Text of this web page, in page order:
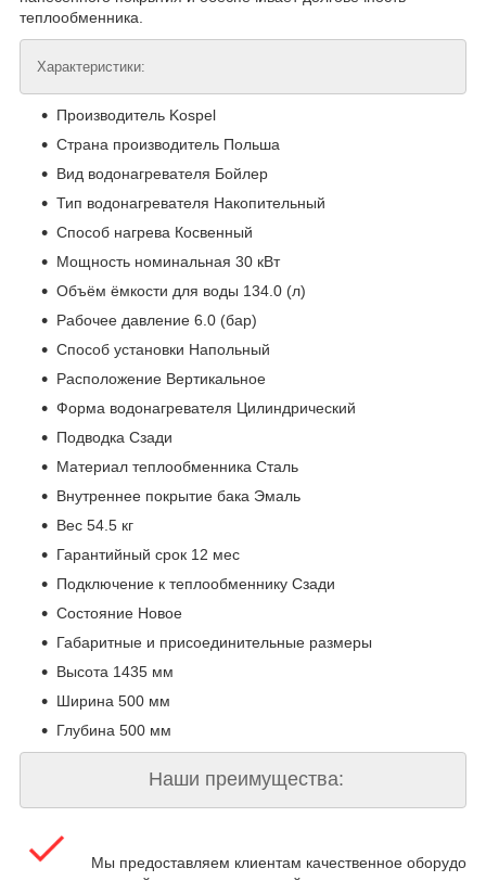
теплообменника.
Характеристики:
Производитель Kospel
Страна производитель Польша
Вид водонагревателя Бойлер
Тип водонагревателя Накопительный
Способ нагрева Косвенный
Мощность номинальная 30 кВт
Объём ёмкости для воды 134.0 (л)
Рабочее давление 6.0 (бар)
Способ установки Напольный
Расположение Вертикальное
Форма водонагревателя Цилиндрический
Подводка Сзади
Материал теплообменника Сталь
Внутреннее покрытие бака Эмаль
Вес 54.5 кг
Гарантийный срок 12 мес
Подключение к теплообменнику Сзади
Состояние Новое
Габаритные и присоединительные размеры
Высота 1435 мм
Ширина 500 мм
Глубина 500 мм
Наши преимущества:
Мы предоставляем клиентам качественное